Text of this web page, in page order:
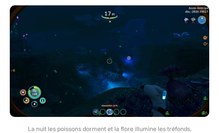
La nuit les poissons dorment et la flore illumine les tréfonds.